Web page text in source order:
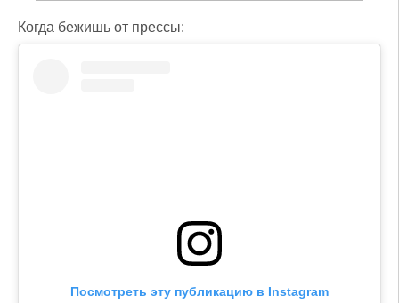
Когда бежишь от прессы:
Посмотреть эту публикацию в Instagram